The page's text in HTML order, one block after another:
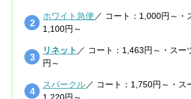
ホワイト急便 ／ コート：1,000円～・
1,100円～
リネット ／ コート：1,463円～・スー
円～
スパークル／ コート：1,750円～・ス
1,220円～